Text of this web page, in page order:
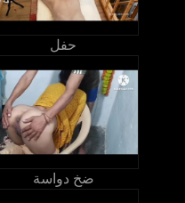
حفل
ضخ دواسة